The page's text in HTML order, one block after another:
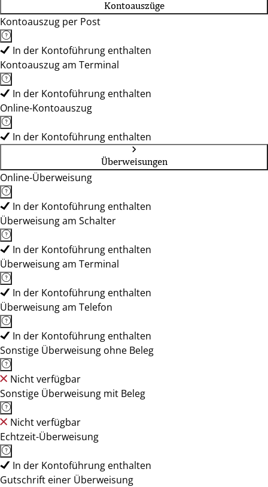
Kontoauszüge
Kontoauszug per Post
In der Kontoführung enthalten
Kontoauszug am Terminal
In der Kontoführung enthalten
Online-Kontoauszug
In der Kontoführung enthalten
Überweisungen
Online-Überweisung
In der Kontoführung enthalten
Überweisung am Schalter
In der Kontoführung enthalten
Überweisung am Terminal
In der Kontoführung enthalten
Überweisung am Telefon
In der Kontoführung enthalten
Sonstige Überweisung ohne Beleg
Nicht verfügbar
Sonstige Überweisung mit Beleg
Nicht verfügbar
Echtzeit-Überweisung
In der Kontoführung enthalten
Gutschrift einer Überweisung